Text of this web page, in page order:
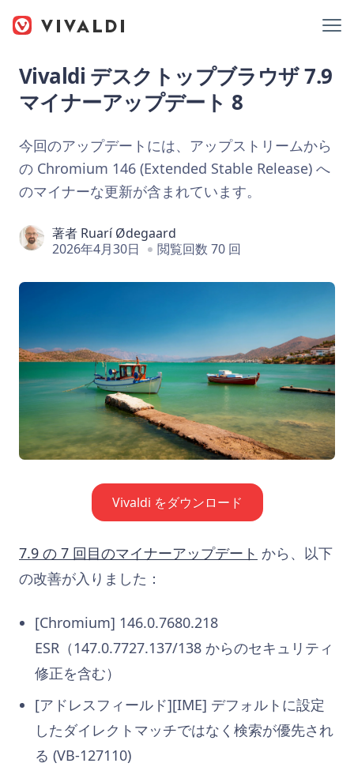
Vivaldi デスクトップブラウザ 7.9
マイナーアップデート 8
今回のアップデートには、アップストリームから
の Chromium 146 (Extended Stable Release) へ
のマイナーな更新が含まれています。
著者 Ruarí Ødegaard
2026年4月30日
閲覧回数 70 回
Vivaldi をダウンロード
7.9 の 7 回目のマイナーアップデート から、以下
の改善が入りました：
[Chromium] 146.0.7680.218
ESR（147.0.7727.137/138 からのセキュリティ
修正を含む）
[アドレスフィールド][IME] デフォルトに設定
したダイレクトマッチではなく検索が優先され
る (VB-127110)